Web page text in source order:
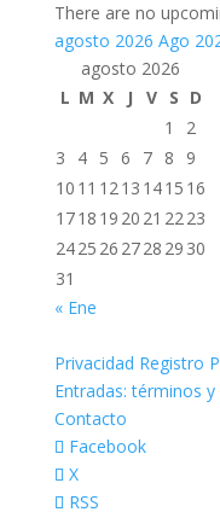
There are no
agosto 2026 Ago
agosto 2026
L M X J V S D
1
2
3
4 5 6 7 8
9
10 11 1213 1415 16
1718 19 20 21 2223
2425 26 2728 29 30
31
« Ene
Privacidad Registro
Entradas: términos
Contacto
Facebook
X
RSS